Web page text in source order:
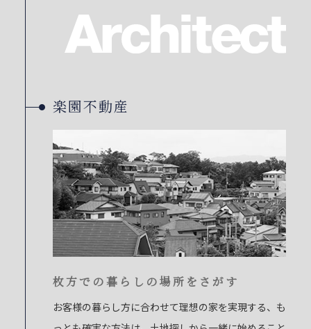
楽園不動産
枚方での暮らしの場所をさがす
お客様の暮らし方に合わせて理想の家を実現する、も